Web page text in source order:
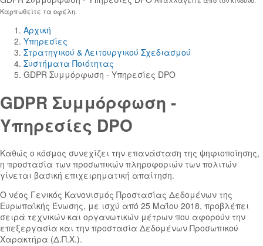
Καρπωθείτε τα οφέλη.
Αρχική
Yπηρεσίες
Στρατηγικού & Λειτουργικού Σχεδιασμού
Συστήματα Ποιότητας
GDPR Συμμόρφωση - Υπηρεσίες DPO
GDPR Συμμόρφωση -
Υπηρεσίες DPO
Καθώς ο κόσμος συνεχίζει την επανάσταση της ψηφιοποίησης,
η προστασία των προσωπικών πληροφοριών των πολιτών
γίνεται βασική επιχειρηματική απαίτηση.
Ο νέος Γενικός Κανονισμός Προστασίας Δεδομένων της
Ευρωπαϊκής Ένωσης, με ισχύ από 25 Μαΐου 2018, προβλέπει
σειρά τεχνικών και οργανωτικών μέτρων που αφορούν την
επεξεργασία και την προστασία Δεδομένων Προσωπικού
Χαρακτήρα (Δ.Π.Χ.).